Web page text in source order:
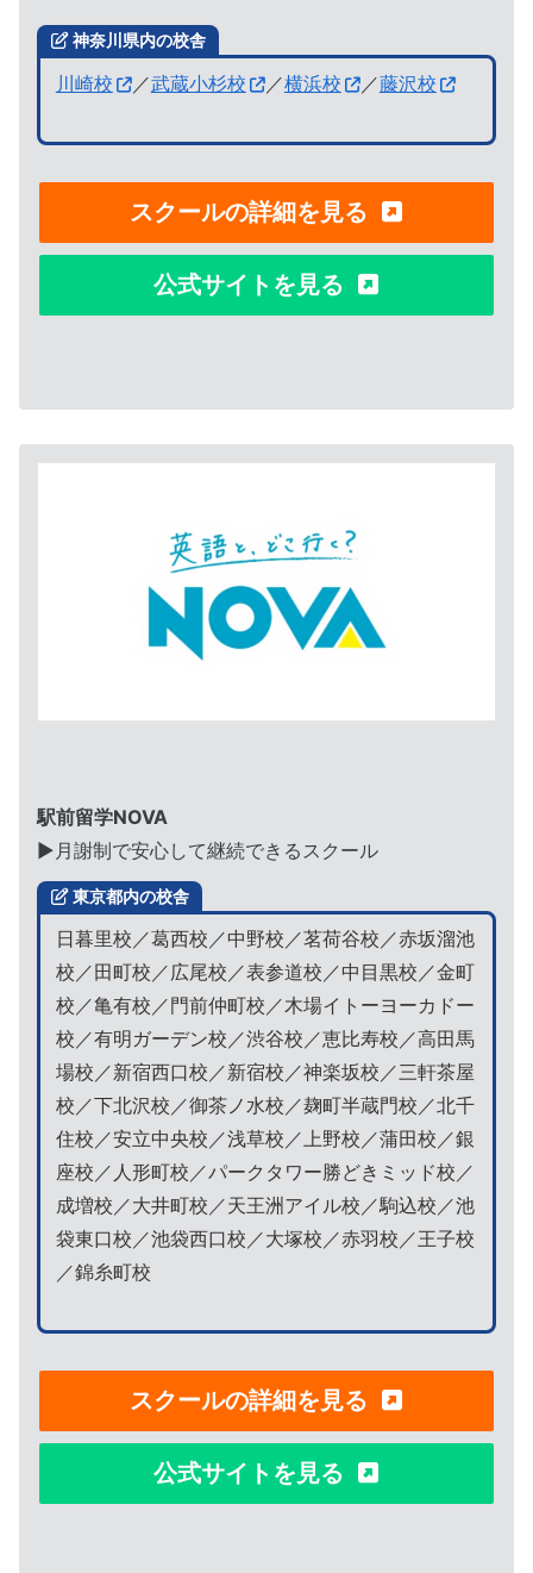
神奈川県内の校舎
川崎校 ／武蔵小杉校 ／横浜校 ／藤沢校
スクールの詳細を見る
公式サイトを見る
駅前留学NOVA
▶︎月謝制で安心して継続できるスクール
東京都内の校舎
日暮里校／葛西校／中野校／茗荷谷校／赤坂溜池
校／田町校／広尾校／表参道校／中目黒校／金町
校／亀有校／門前仲町校／木場イトーヨーカドー
校／有明ガーデン校／渋谷校／恵比寿校／高田馬
場校／新宿西口校／新宿校／神楽坂校／三軒茶屋
校／下北沢校／御茶ノ水校／麹町半蔵門校／北千
住校／安立中央校／浅草校／上野校／蒲田校／銀
座校／人形町校／パークタワー勝どきミッド校／
成増校／大井町校／天王洲アイル校／駒込校／池
袋東口校／池袋西口校／大塚校／赤羽校／王子校
／錦糸町校
スクールの詳細を見る
公式サイトを見る